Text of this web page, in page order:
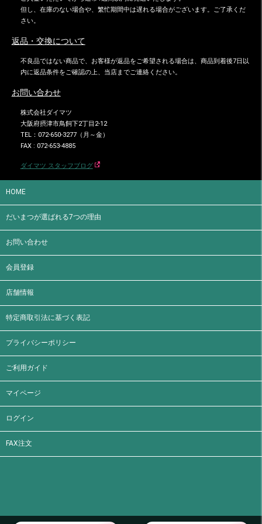
但し、在庫のない場合や、繁忙期間中は遅れる場合がございます。ご了承くだ
さい。
返品・交換について
不良品ではない商品で、お客様が返品をご希望される場合は、商品到着後7日以
内に返品条件をご確認の上、当店までご連絡ください。
お問い合わせ
株式会社ダイマツ
大阪府摂津市鳥飼下2丁目2-12
TEL：072-650-3277（月～金）
FAX : 072-653-4885
ダイマツ スタッフブログ
HOME
だいまつが選ばれる7つの理由
お問い合わせ
会員登録
店舗情報
特定商取引法に基づく表記
プライバシーポリシー
ご利用ガイド
マイページ
ログイン
FAX注文